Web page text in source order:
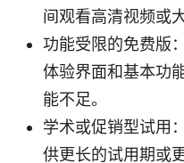
间观看高清视频或
功能受限的免费版
体验界面和基本功
能不足。
学术或促销型试用
供更长的试用期或